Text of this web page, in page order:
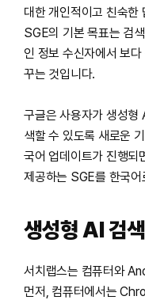
대한 개인적이고 친숙한
SGE의 기본 목표는 검
인 정보 수신자에서 보
꾸는 것입니다.
구글은 사용자가 생성형
색할 수 있도록 새로운
국어 업데이트가 진행되
제공하는 SGE를 한국
생성형 AI 검
서치랩스는 컴퓨터와
먼저, 컴퓨터에서는